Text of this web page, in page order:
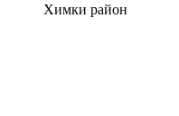
Химки район